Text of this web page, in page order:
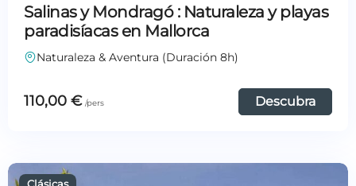
Salinas y Mondragó : Naturaleza y playas
paradisíacas en Mallorca
Naturaleza & Aventura (Duración 8h)
110,00 € Descubra